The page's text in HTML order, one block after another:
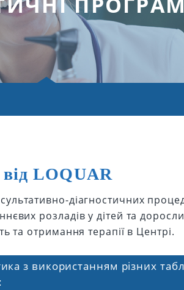
LOQUAR
діагностичних
розладів у дітей та
та отримання терапії в Центрі.
з використанням різних